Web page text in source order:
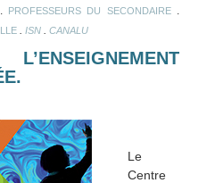
PROFESSEURS DU SECONDAIRE.
ISN CANALU
L’ENSEIGNEMENT
Le
Centre